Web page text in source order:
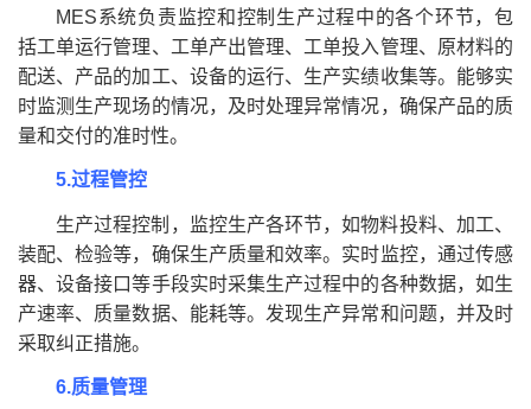
MES系统负责监控和控制生产过程中的各个环节，包
括工单运行管理、工单产出管理、工单投入管理、原材料的
配送、产品的加工、设备的运行、生产实绩收集等。能够实
时监测生产现场的情况，及时处理异常情况，确保产品的质
量和交付的准时性。
5.过程管控
生产过程控制，监控生产各环节，如物料投料、加工、
装配、检验等，确保生产质量和效率。实时监控，通过传感
器、设备接口等手段实时采集生产过程中的各种数据，如生
产速率、质量数据、能耗等。发现生产异常和问题，并及时
采取纠正措施。
6.质量管理